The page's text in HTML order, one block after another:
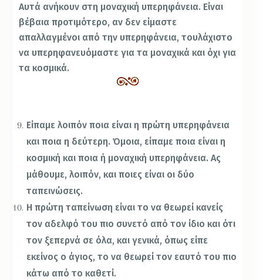
Αυτά ανήκουν στη μοναχική υπερηφάνεια. Είναι
βέβαια προτιμότερο, αν δεν είμαστε
απαλλαγμένοι από την υπερηφάνεια, τουλάχιστο
να υπερηφανευόμαστε για τα μοναχικά και όχι για
τα κοσμικά.
Είπαμε λοιπόν ποια είναι η πρώτη υπερηφάνεια
και ποια η δεύτερη. Όμοια, είπαμε ποια είναι η
κοσμική και ποια ή μοναχική υπερηφάνεια. Ας
μάθουμε, λοιπόν, και ποιες είναι οι δύο
ταπεινώσεις.
Η πρώτη ταπείνωση είναι το να θεωρεί κανείς
τον αδελφό του πιο συνετό από τον ίδιο και ότι
τον ξεπερνά σε όλα, και γενικά, όπως είπε
εκείνος ο άγιος, το να θεωρεί τον εαυτό του πιο
κάτω από το καθετί.